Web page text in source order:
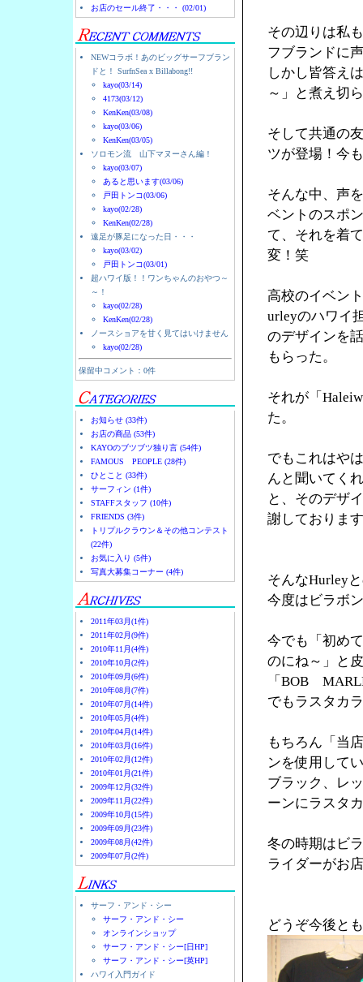
お店のセール終了・・・ (02/01)
NEWコラボ！あのビッグサーフブラン
ドと！ SurfnSea x Billabong!!
kayo(03/14)
4173(03/12)
KenKen(03/08)
kayo(03/06)
KenKen(03/05)
ソロモン流 山下マヌーさん編！
kayo(03/07)
あると思います(03/06)
戸田トンコ(03/06)
kayo(02/28)
KenKen(02/28)
遠足が豚足になった日・・・
kayo(03/02)
戸田トンコ(03/01)
超ハワイ版！！ワンちゃんのおやつ～
～！
kayo(02/28)
KenKen(02/28)
ノースショアを甘く見てはいけません
kayo(02/28)
保留中コメント：0件
お知らせ (33件)
お店の商品 (53件)
KAYOのブツブツ独り言 (54件)
FAMOUS PEOPLE (28件)
ひとこと (33件)
サーフィン (1件)
STAFFスタッフ (10件)
FRIENDS (3件)
トリプルクラウン＆その他コンテスト
(22件)
お気に入り (5件)
写真大募集コーナー (4件)
2011年03月(1件)
2011年02月(9件)
2010年11月(4件)
2010年10月(2件)
2010年09月(6件)
2010年08月(7件)
2010年07月(14件)
2010年05月(4件)
2010年04月(14件)
2010年03月(16件)
2010年02月(12件)
2010年01月(21件)
2009年12月(32件)
2009年11月(22件)
2009年10月(15件)
2009年09月(23件)
2009年08月(42件)
2009年07月(2件)
サーフ・アンド・シー
サーフ・アンド・シー
オンラインショップ
サーフ・アンド・シー[日HP]
サーフ・アンド・シー[英HP]
ハワイ入門ガイド
その辺りは私
フブランドに
しかし皆答え
～」と煮え切
そして共通の
ツが登場！今
そんな中、声
ベントのスポ
て、それを着
変！笑
高校のイベン
urleyのハワイ
のデザインを
もらった。
それが「
た。
でもこれはや
んと聞いてく
と、そのデザ
謝しておりま
そんなHurley
今度はビラボ
今でも「初め
のにね～」と
「BOB
でもラスタカ
もちろん「当
ンを使用して
ブラック、レ
ーンにラスタ
冬の時期はビ
ライダーがお
どうぞ今後と